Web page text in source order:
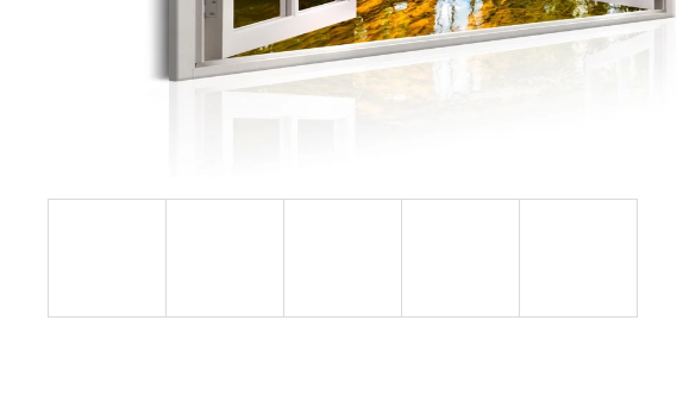
1 599 Kč
1 599 Kč